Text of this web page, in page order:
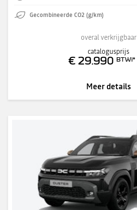
Gecombineerde CO2 (g/km)
overal verkrijgbaar
catalogusprijs
€ 29.990 BTWi*
Meer details